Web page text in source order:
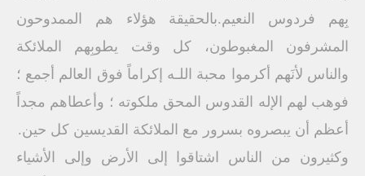
بِهم فردوس النعيم.بالحقيقة هؤلاء هم الممدوحون
المشرفون المغبوطون، كل وقت يطوبِهم الملائكة
والناس لأنَهم أكرموا محبة اللـه إكراماً فوق العالم أجمع ؛
فوهب لهم الإله القدوس المحق ملكوته ؛ وأعطاهم مجداً
أعظم أن يبصروه بسرور مع الملائكة القديسين كل حين.
وكثيرون من الناس اشتاقوا إلى الأرض وإلى الأشياء